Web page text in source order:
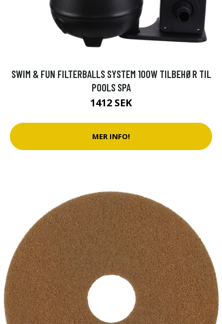
SWIM & FUN FILTERBALLS SYSTEM 100W TILBEHØR TIL
POOLS SPA
1412 SEK
MER INFO!